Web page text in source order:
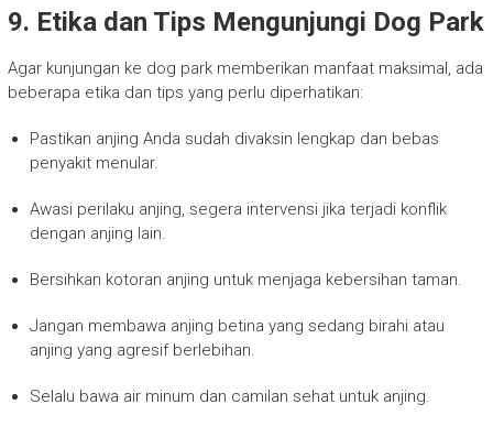
9. Etika dan Tips Mengunjungi Dog Park
Agar kunjungan ke dog park memberikan manfaat maksimal, ada
beberapa etika dan tips yang perlu diperhatikan:
Pastikan anjing Anda sudah divaksin lengkap dan bebas
penyakit menular.
Awasi perilaku anjing, segera intervensi jika terjadi konflik
dengan anjing lain.
Bersihkan kotoran anjing untuk menjaga kebersihan taman.
Jangan membawa anjing betina yang sedang birahi atau
anjing yang agresif berlebihan.
Selalu bawa air minum dan camilan sehat untuk anjing.